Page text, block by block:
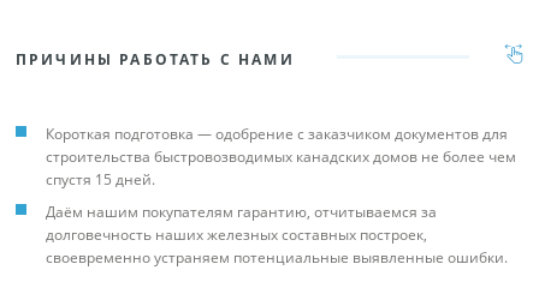
ПРИЧИНЫ РАБОТАТЬ С НАМИ
Короткая подготовка — одобрение с заказчиком документов для
строительства быстровозводимых канадских домов не более чем
спустя 15 дней.
Даём нашим покупателям гарантию, отчитываемся за
долговечность наших железных составных построек,
своевременно устраняем потенциальные выявленные ошибки.